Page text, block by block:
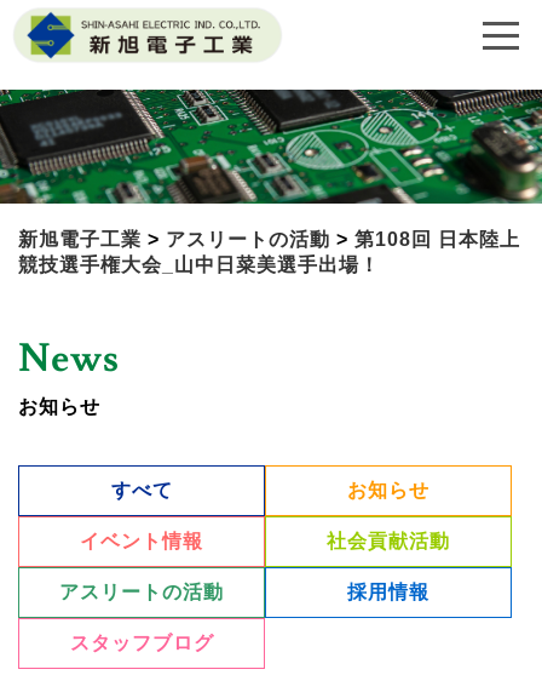
新旭電子工業 > アスリートの活動 > 第108回 日本陸上
競技選手権大会_山中日菜美選手出場！
News
お知らせ
すべて お知らせ
イベント情報 社会貢献活動
アスリートの活動 採用情報
スタッフブログ